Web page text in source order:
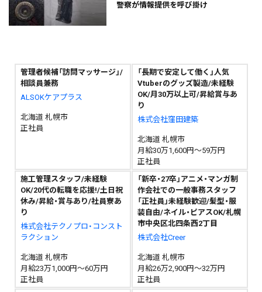
警察が情報提供を呼び掛け
管理者候補「訪問マッサージ」/
相談員兼務
ALSOKケアプラス
北海道 札幌市
正社員
「長期で安定して働く」人気
Vtuberのグッズ製造/未経験
OK/月30万以上可/昇給賞与あ
り
株式会社窪田建築
北海道 札幌市
月給30万1,600円～59万円
正社員
施工管理スタッフ/未経験
OK/20代の転職を応援!/土日祝
休み/昇給・賞与あり/社員寮あ
り
株式会社テクノプロ・コンスト
ラクション
北海道 札幌市
月給23万1,000円～60万円
正社員
「新卒・27卒」アニメ・マンガ制
作会社での一般事務スタッフ
「正社員」未経験歓迎/髪型・服
装自由/ネイル・ピアスOK/札幌
市中央区北四条西2丁目
株式会社Creer
北海道 札幌市
月給26万2,900円～32万円
正社員